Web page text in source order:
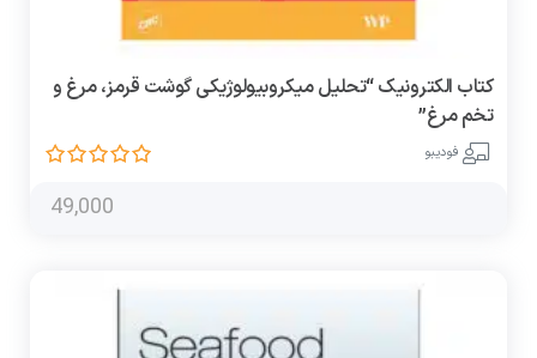
کتاب الکترونیک “تحلیل میکروبیولوژیکی گوشت قرمز، مرغ و
تخم مرغ”
فودیبو
49,000